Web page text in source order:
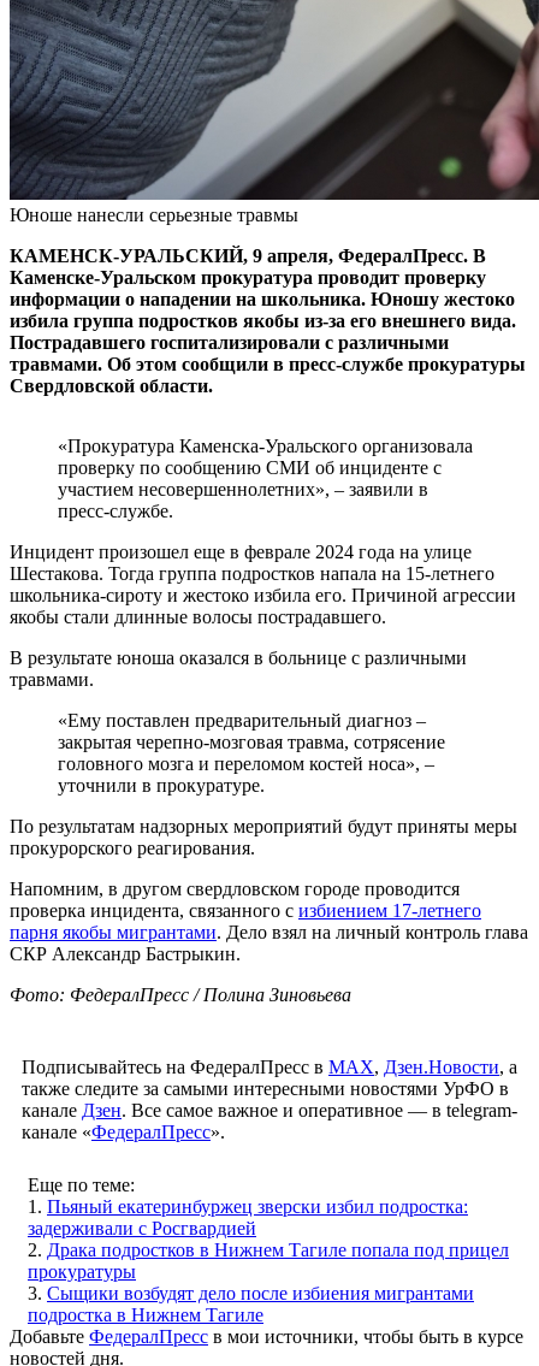
Юноше нанесли серьезные травмы
КАМЕНСК-УРАЛЬСКИЙ, 9 апреля, ФедералПресс. В
Каменске-Уральском прокуратура проводит проверку
информации о нападении на школьника. Юношу жестоко
избила группа подростков якобы из-за его внешнего вида.
Пострадавшего госпитализировали с различными
травмами. Об этом сообщили в пресс-службе прокуратуры
Свердловской области.
«Прокуратура Каменска-Уральского организовала
проверку по сообщению СМИ об инциденте с
участием несовершеннолетних», – заявили в
пресс-службе.
Инцидент произошел еще в феврале 2024 года на улице
Шестакова. Тогда группа подростков напала на 15-летнего
школьника-сироту и жестоко избила его. Причиной агрессии
якобы стали длинные волосы пострадавшего.
В результате юноша оказался в больнице с различными
травмами.
«Ему поставлен предварительный диагноз –
закрытая черепно-мозговая травма, сотрясение
головного мозга и переломом костей носа», –
уточнили в прокуратуре.
По результатам надзорных мероприятий будут приняты меры
прокурорского реагирования.
Напомним, в другом свердловском городе проводится
проверка инцидента, связанного с избиением 17-летнего
парня якобы мигрантами. Дело взял на личный контроль глава
СКР Александр Бастрыкин.
Фото: ФедералПресс / Полина Зиновьева
Подписывайтесь на ФедералПресс в МАХ, Дзен.Новости, а
также следите за самыми интересными новостями УрФО в
канале Дзен. Все самое важное и оперативное — в telegram-
канале «ФедералПресс».
Еще по теме:
1. Пьяный екатеринбуржец зверски избил подростка:
задерживали с Росгвардией
2. Драка подростков в Нижнем Тагиле попала под прицел
прокуратуры
3. Сыщики возбудят дело после избиения мигрантами
подростка в Нижнем Тагиле
Добавьте ФедералПресс в мои источники, чтобы быть в курсе
новостей дня.